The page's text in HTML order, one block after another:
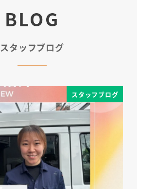
BLOG
スタッフブログ
スタッフブログ